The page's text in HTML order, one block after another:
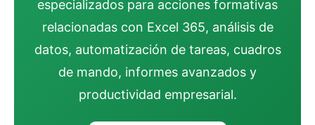
especializados para acciones formativas
relacionadas con Excel 365, análisis de
datos, automatización de tareas, cuadros
de mando, informes avanzados y
productividad empresarial.